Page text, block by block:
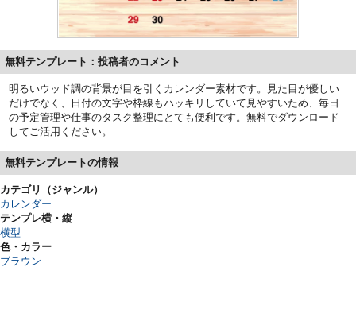
無料テンプレート：投稿者のコメント
明るいウッド調の背景が目を引くカレンダー素材です。見た目が優しい
だけでなく、日付の文字や枠線もハッキリしていて見やすいため、毎日
の予定管理や仕事のタスク整理にとても便利です。無料でダウンロード
してご活用ください。
無料テンプレートの情報
カテゴリ（ジャンル）
カレンダー
テンプレ横・縦
横型
色・カラー
ブラウン